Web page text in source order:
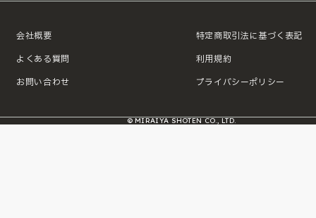
会社概要
よくある質問
お問い合わせ
特定商取引法に基づく表記
利用規約
プライバシーポリシー
© MIRAIYA SHOTEN CO., LTD.